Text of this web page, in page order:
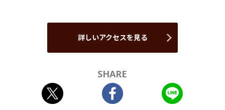
詳しいアクセスを見る
SHARE